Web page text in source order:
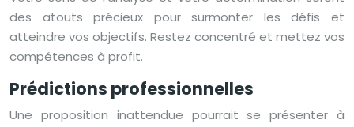
des atouts précieux pour surmonter les défis et
atteindre vos objectifs. Restez concentré et mettez vos
compétences à profit.
Prédictions professionnelles
Une proposition inattendue pourrait se présenter à